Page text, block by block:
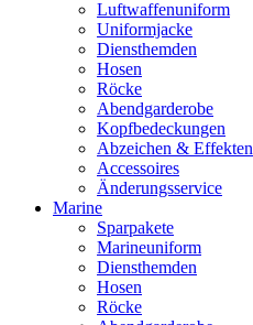
Luftwaffenuniform
Uniformjacke
Diensthemden
Hosen
Röcke
Abendgarderobe
Kopfbedeckungen
Abzeichen & Effekten
Accessoires
Änderungsservice
Marine
Sparpakete
Marineuniform
Diensthemden
Hosen
Röcke